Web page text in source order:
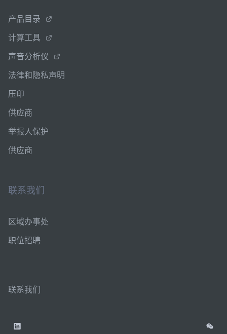
产品目录
计算工具
声音分析仪
法律和隐私声明
压印
供应商
举报人保护
供应商
联系我们
区域办事处
职位招聘
联系我们